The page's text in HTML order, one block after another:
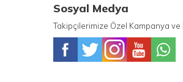
Sosyal Medya
Takipçilerimize Özel Kampanya